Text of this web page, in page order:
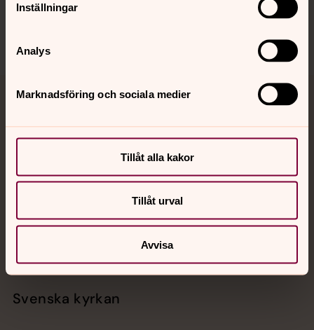
Inställningar
Analys
Marknadsföring och sociala medier
Tillåt alla kakor
Tillåt urval
Avvisa
Akut samtals- och krisstöd. Prata eller chatta anonymt
med en präst på kvällar och nätter.
Telefon 112
Svenska kyrkan